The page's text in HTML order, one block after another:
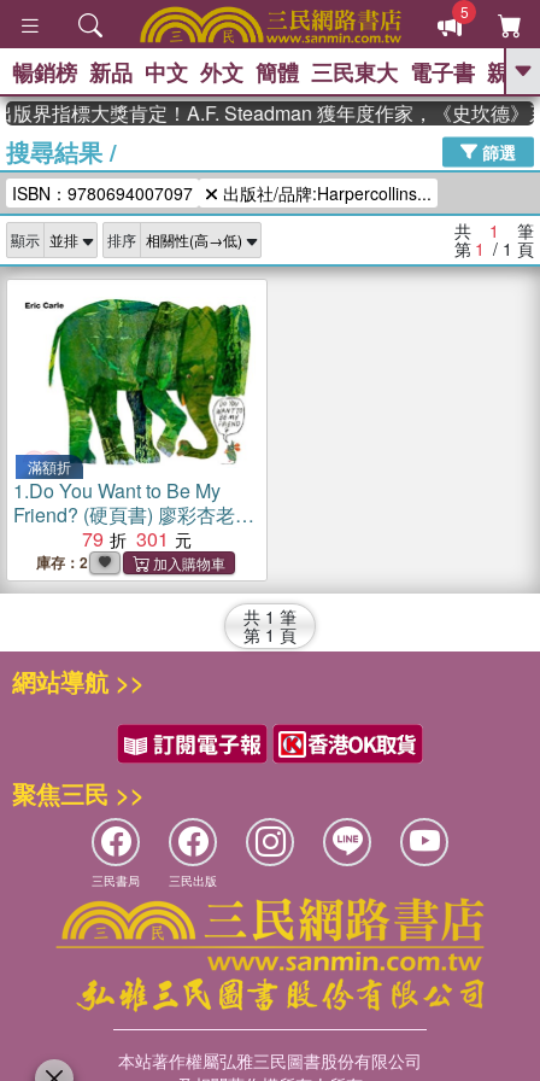
5
GO
高希均教授回憶錄
、 The Odyssey 、 父親節 、 如果歷
史是一群喵 、 暑期推薦 、
獎 臺灣漫遊錄 、 方念華 、 台灣的李
登輝時代
數學女孩：黎曼猜想 、
偉大的迷走神經
暢銷榜 新品 中文 外文 簡體 三民東大 電子書 親子
版界指標大獎肯定！A.F. Steadman 獲年度作家，《史坎德》
搜尋結果/
篩選
ISBN：9780694007097
出版社/品牌:Harpercollins...
顯示 排序 共 1 筆
第 1 / 1 頁
滿額折
1.Do You Want to Be My
Friend? (硬頁書) 廖彩杏老師
推薦有聲書第40週
79 301
庫存：2
共 1 筆
第 1 頁
網站導航 >>
聚焦三民 >>
三民書局 三民出版
本站著作權屬弘雅三民圖書股份有限公司